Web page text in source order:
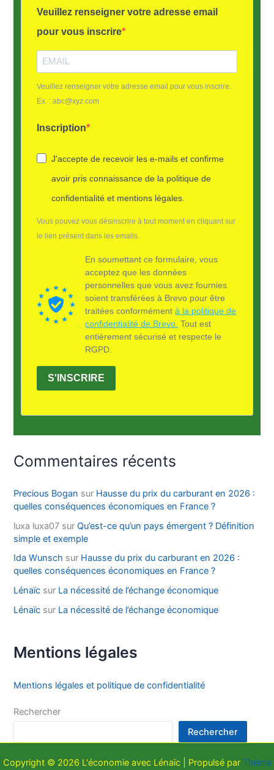
Veuillez renseigner votre adresse email
pour vous inscrire
Veuillez renseigner votre adresse email pour vous inscrire.
Ex. : abc@xyz.com
Inscription
J'accepte de recevoir les e-mails et confirme
avoir pris connaissance de la politique de
confidentialité et mentions légales.
Vous pouvez vous désinscrire à tout moment en cliquant sur
le lien présent dans les emails.
En soumettant ce formulaire, vous
acceptez que les données
personnelles que vous avez fournies
soient transférées à Brevo pour être
traitées conformémentà la politique de
confidentialité de Brevo. Tout est
entièrement sécurisé et respecte le
RGPD.
S'INSCRIRE
Commentaires récents
Precious Bogan sur Hausse du prix du carburant en 2026 :
quelles conséquences économiques en France ?
luxa luxa07 sur Qu’est-ce qu’un pays émergent ? Définition
simple et exemple
Ida Wunsch sur Hausse du prix du carburant en 2026 :
quelles conséquences économiques en France ?
Lénaïc sur La nécessité de l’échange économique
Lénaïc sur La nécessité de l’échange économique
Mentions légales
Mentions légales et politique de confidentialité
Rechercher
Rechercher
Copyright © 2026 L'économie avec Lénaïc | Propulsé par Thème